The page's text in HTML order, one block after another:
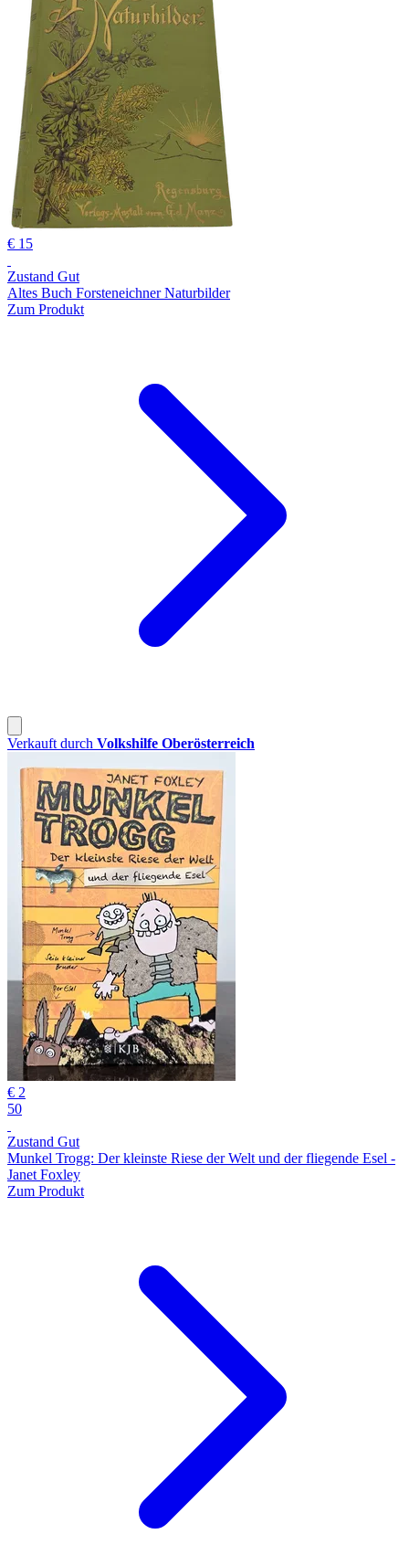
€ 15
Zustand Gut
Altes Buch Forsteneichner Naturbilder
Zum Produkt
Verkauft durch Volkshilfe Oberösterreich
€ 2
50
Zustand Gut
Munkel Trogg: Der kleinste Riese der Welt und der fliegende Esel -
Janet Foxley
Zum Produkt